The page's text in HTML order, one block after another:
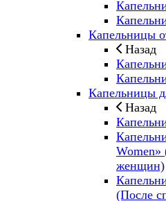
Капельницы
Назад
Капельницы
Назад
Women»
женщин)
(После